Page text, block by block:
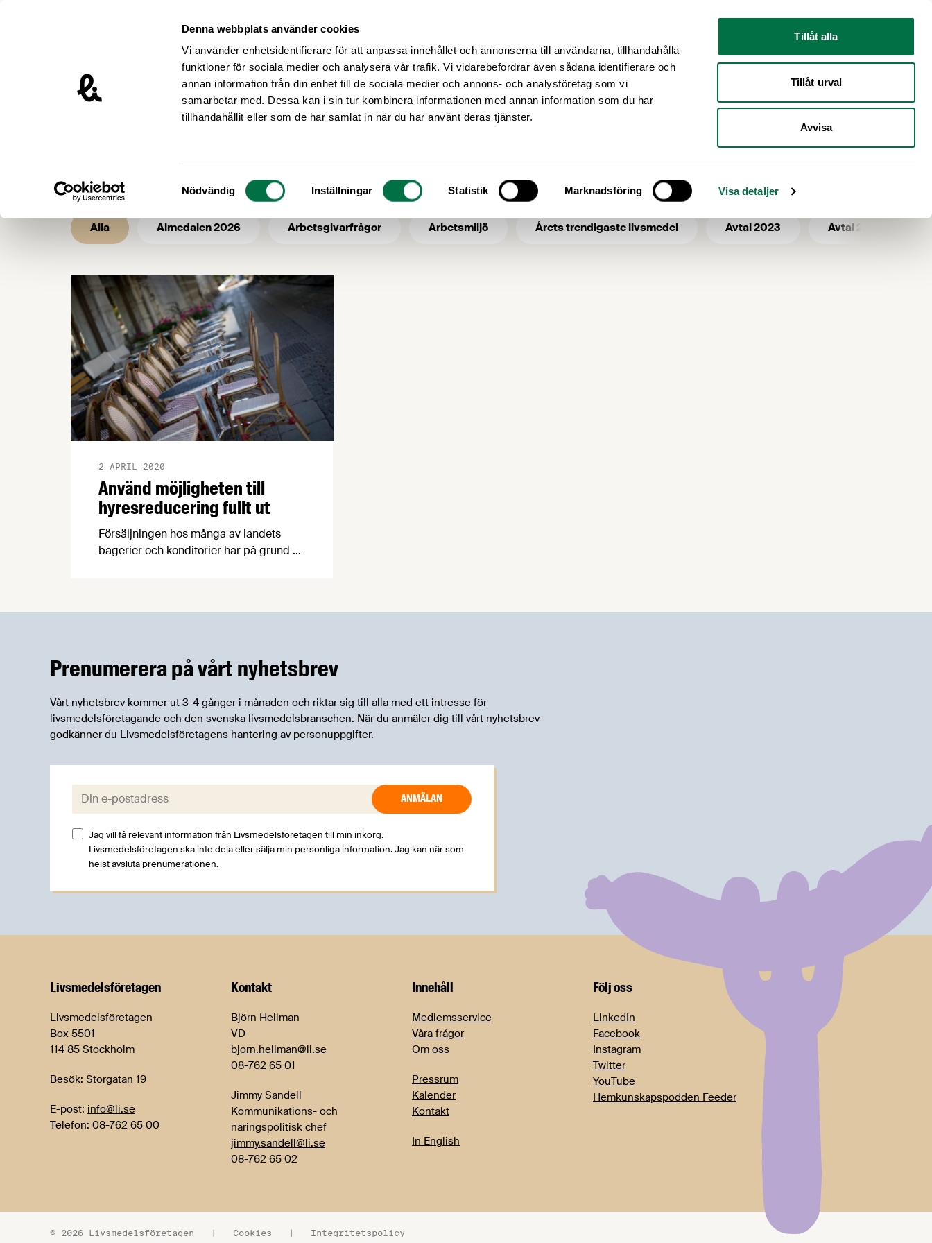
Denna webbplats använder cookies
Vi använder enhetsidentifierare för att anpassa innehållet och annonserna till användarna, tillhandahålla
funktioner för sociala medier och analysera vår trafik. Vi vidarebefordrar även sådana identifierare och
annan information från din enhet till de sociala medier och annons- och analysföretag som vi
samarbetar med. Dessa kan i sin tur kombinera informationen med annan information som du har
tillhandahållit eller som de har samlat in när du har använt deras tjänster.
Samtyckesval
Nödvändig Inställningar Statistik Marknadsföring Visa detaljer
Tillåt alla
Tillåt urval
Avvisa
Livsmedelsföretagen – till startsidan
Livsmedelsföretagen / Nyhetsarkiv / hyresgäst
Nyhetsarkiv - ämne: hyresgäst
Alla Almedalen 2026 Arbetsgivarfrågor Arbetsmiljö Årets trendigaste livsmedel Avtal 2023 Avtal 2025
Använd möjligheten till
hyresreducering fullt ut
2 APRIL 2020
Försäljningen hos många av landets
bagerier och konditorier har på grund av
bagare & konditorer (SBK) är därför
medlemsföretag att använda systemet
för hyresreduceringar fullt ut.
Prenumerera på vårt nyhetsbrev
Vårt nyhetsbrev kommer ut 3-4 gånger i månaden och riktar sig till alla med ett intresse för
livsmedelsföretagande och den svenska livsmedelsbranschen. När du anmäler dig till vårt nyhetsbrev
godkänner du Livsmedelsföretagens hantering av personuppgifter.
E-post:
Jag vill få relevant information från Livsmedelsföretagen till min inkorg.
Livsmedelsföretagen ska inte dela eller sälja min personliga information. Jag kan när som
helst avsluta prenumerationen.
Livsmedels­företagen
Livsmedelsföretagen
Box 5501
114 85 Stockholm
Besök: Storgatan 19
E-post: info@li.se
Telefon: 08-762 65 00
Kontakt
Björn Hellman
VD
bjorn.hellman@li.se
08-762 65 01
Jimmy Sandell
Kommunikations- och
näringspolitisk chef
jimmy.sandell@li.se
08-762 65 02
Innehåll
Medlemsservice
Våra frågor
Om oss
Pressrum
Kalender
Kontakt
In English
Följ oss
LinkedIn
Facebook
Instagram
Twitter
YouTube
Hemkunskapspodden Feeder
© 2026 Livsmedelsföretagen | Cookies | Integritetspolicy